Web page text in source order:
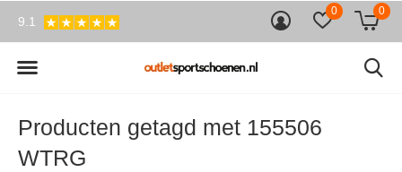
0 0
9.1
Producten getagd met 155506
WTRG